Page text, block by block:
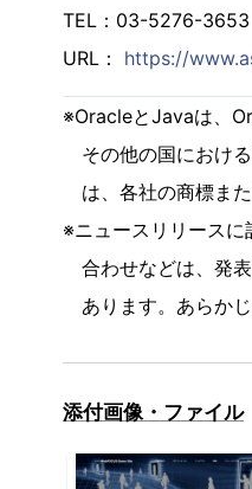
TEL：03-5276-3653
URL： https://
※OracleとJavaは、
その他の国におけ
は、各社の商標また
※ニュースリリースに
合わせなどは、発
あります。あらかじ
添付画像・ファイル